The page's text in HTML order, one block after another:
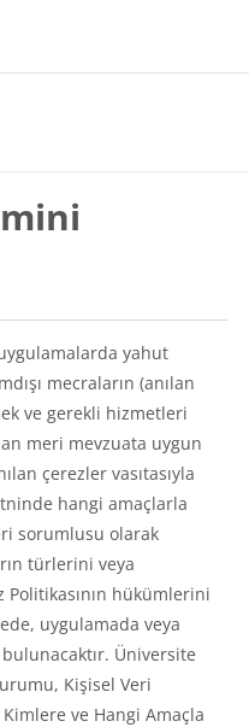
yahut
mecraların (anılan
ve gerekli hizmetleri
meri mevzuata uygun
çerezler vasıtasıyla
hangi amaçlarla
sorumlusu olarak
türlerini veya
hükümlerini
uygulamada veya
Üniversite
Kişisel Veri
ve Hangi Amaçla